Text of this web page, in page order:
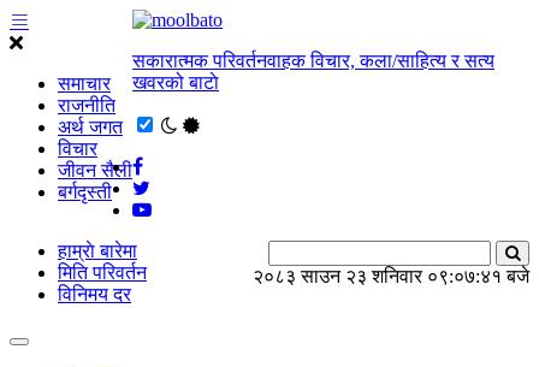
समाचार
राजनीति
अर्थ जगत
विचार
जीवन सैली
बर्गदृस्ती
सकारात्मक परिवर्तनवाहक विचार, कला/साहित्य र सत्य
खवरको बाटाे
२०८३ साउन २३ शनिवार ०९:०७:४२ बजे
हाम्राे बारेमा
मिति परिवर्तन
विनिमय दर